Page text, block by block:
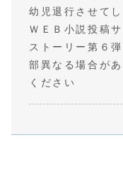
幼児退行させてし
ＷＥＢ小説投稿
ストーリー第
部異なる場合が
ください